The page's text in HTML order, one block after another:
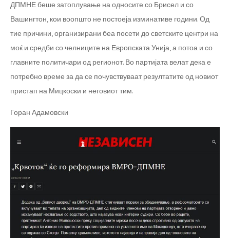
ДПМНЕ беше затоплување на односите со Брисел и со
Вашингтон, кои воопшто не постоеја изминативе години. Од
тие причини, организирани беа посети до светските центри на
моќ и средби со челниците на Европската Унија, а потоа и со
главните политичари од регионот. Во партијата велат дека е
потребно време за да се почувствуваат резултатите од новиот
пристап на Мицкоски и неговиот тим.
Горан Адамовски